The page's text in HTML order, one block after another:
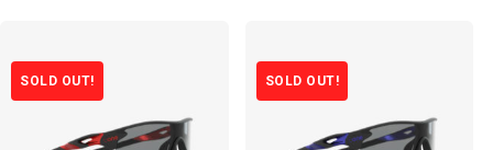
SOLD OUT! SOLD OUT!